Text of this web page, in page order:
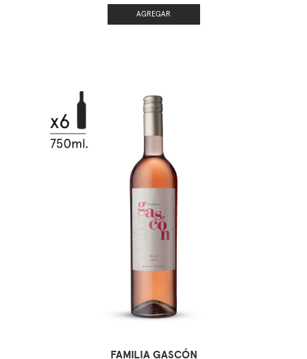
AGREGAR
FAMILIA GASCÓN